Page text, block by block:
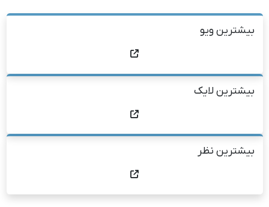
بیشترین ویو
بیشترین لایک
بیشترین نظر